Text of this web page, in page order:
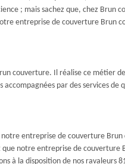
; mais sachez que, chez Brun
entreprise de couverture Brun
couverture. Il réalise ce métier
par des services de
entreprise de couverture
notre entreprise de
à la disposition de nos ravaleurs